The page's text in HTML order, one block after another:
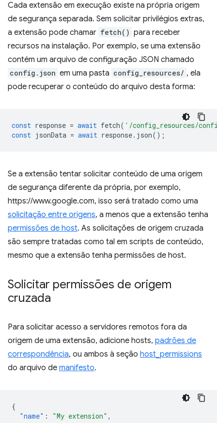
Cada extensão em execução existe na própria origem
de segurança separada. Sem solicitar privilégios extras,
a extensão pode chamar fetch() para receber
recursos na instalação. Por exemplo, se uma extensão
contém um arquivo de configuração JSON chamado
config.json em uma pasta config_resources/ , ela
pode recuperar o conteúdo do arquivo desta forma:
const response = await fetch( '/config_resources/
const jsonData = await response. json();
Se a extensão tentar solicitar conteúdo de uma origem
de segurança diferente da própria, por exemplo,
https://www.google.com, isso será tratado como uma
solicitação entre origens, a menos que a extensão tenha
permissões de host. As solicitações de origem cruzada
são sempre tratadas como tal em scripts de conteúdo,
mesmo que a extensão tenha permissões de host.
Solicitar permissões de origem
cruzada
Para solicitar acesso a servidores remotos fora da
origem de uma extensão, adicione hosts, padrões de
correspondência, ou ambos à seção host_permissions
do arquivo de manifesto.
{
"name" : "My extension" ,